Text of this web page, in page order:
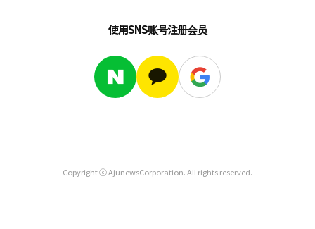
使用SNS账号注册会员
Copyright ⓒ AjunewsCorporation. All rights reserved.